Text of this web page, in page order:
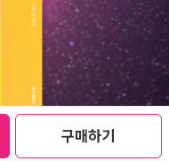
구매하기